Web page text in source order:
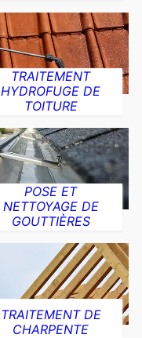
TRAITEMENT
HYDROFUGE DE
TOITURE
POSE ET
NETTOYAGE DE
GOUTTIÈRES
TRAITEMENT DE
CHARPENTE